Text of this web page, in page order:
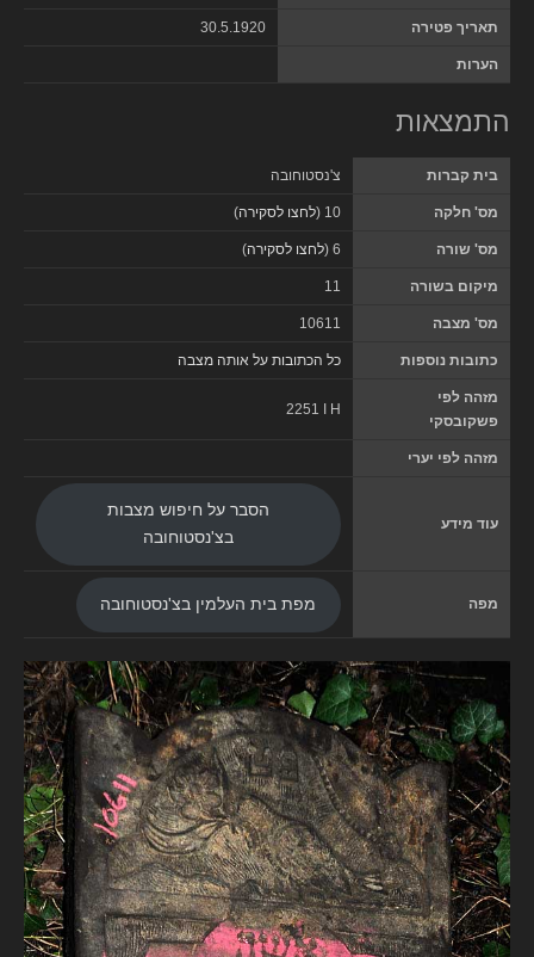
תאריך פטירה 30.5.1920
הערות
התמצאות
בית קברות צ'נסטוחובה
מס' חלקה 10 ( לחצו לסקירה)
מס' שורה 6 ( לחצו לסקירה)
מיקום בשורה 11
מס' מצבה 10611
כתובות נוספות כל הכתובות על אותה מצבה
מזהה לפי
פשקובסקי
2251 I H
מזהה לפי יערי
עוד מידע
הסבר על חיפוש מצבות
בצ'נסטוחובה
מפה מפת בית העלמין בצ'נסטוחובה